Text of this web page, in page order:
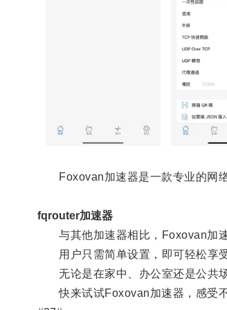
Foxovan加速器是一款专业的网络
fqrouter加速器
与其他加速器相比，Foxovan加速
用户只需简单设置，即可轻松享受
无论是在家中、办公室还是公共场
快来试试Foxovan加速器，感受不